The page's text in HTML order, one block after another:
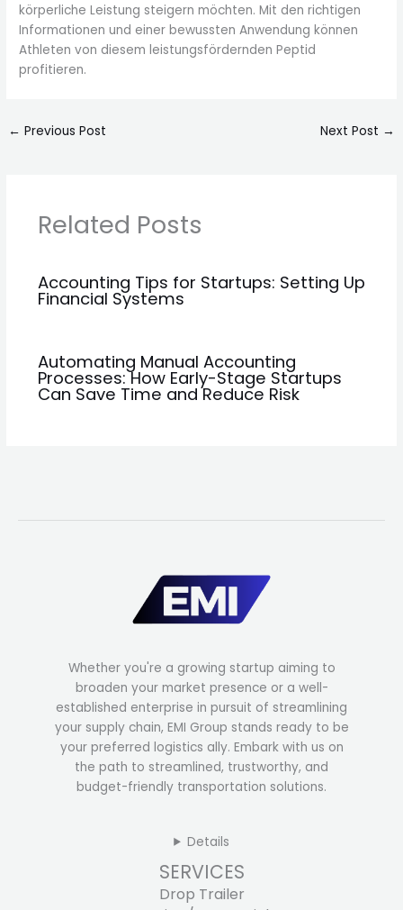
körperliche Leistung steigern möchten. Mit den richtigen
Informationen und einer bewussten Anwendung können
Athleten von diesem leistungsfördernden Peptid
profitieren.
← Previous Post Next Post →
Related Posts
Accounting Tips for Startups: Setting Up
Financial Systems
Automating Manual Accounting
Processes: How Early-Stage Startups
Can Save Time and Reduce Risk
Whether you're a growing startup aiming to
broaden your market presence or a well-
established enterprise in pursuit of streamlining
your supply chain, EMI Group stands ready to be
your preferred logistics ally. Embark with us on
the path to streamlined, trustworthy, and
budget-friendly transportation solutions.
Details
SERVICES
Drop Trailer